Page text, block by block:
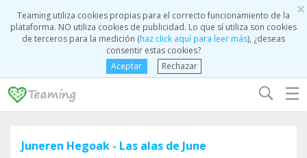
×
Teaming utiliza cookies propias para el correcto funcionamiento de la
plataforma. NO utiliza cookies de publicidad. Lo que sí utiliza son cookies
de terceros para la medición (haz click aquí para leer más), ¿deseas
consentir estas cookies?
Aceptar
Rechazar
☰
Juneren Hegoak - Las alas de June